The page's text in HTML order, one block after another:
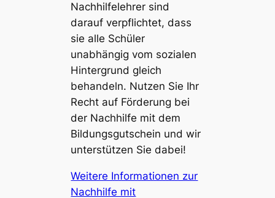
Nachhilfelehrer sind
darauf verpflichtet, dass
sie alle Schüler
unabhängig vom sozialen
Hintergrund gleich
behandeln. Nutzen Sie Ihr
Recht auf Förderung bei
der Nachhilfe mit dem
Bildungsgutschein und wir
unterstützen Sie dabei!
Weitere Informationen zur
Nachhilfe mit